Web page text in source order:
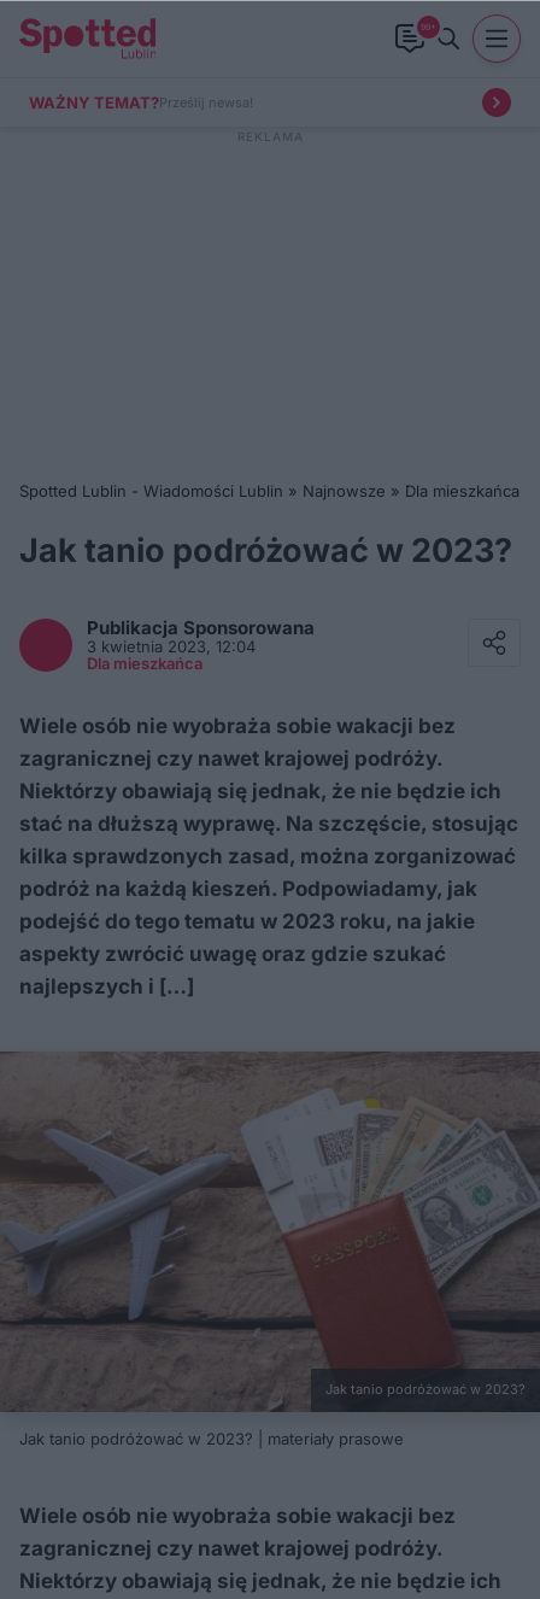
99+
WAŻNY TEMAT?Prześlij newsa!
Spotted Lublin - Wiadomości Lublin » Najnowsze » Dla mieszkańca
Jak tanio podróżować w 2023?
Publikacja Sponsorowana
3 kwietnia 2023, 12:04
Dla mieszkańca
Wiele osób nie wyobraża sobie wakacji bez
zagranicznej czy nawet krajowej podróży.
Niektórzy obawiają się jednak, że nie będzie ich
stać na dłuższą wyprawę. Na szczęście, stosując
kilka sprawdzonych zasad, można zorganizować
podróż na każdą kieszeń. Podpowiadamy, jak
podejść do tego tematu w 2023 roku, na jakie
aspekty zwrócić uwagę oraz gdzie szukać
najlepszych i […]
Jak tanio podróżować w 2023?
Jak tanio podróżować w 2023? | materiały prasowe
Wiele osób nie wyobraża sobie wakacji bez
zagranicznej czy nawet krajowej podróży.
Niektórzy obawiają się jednak, że nie będzie ich